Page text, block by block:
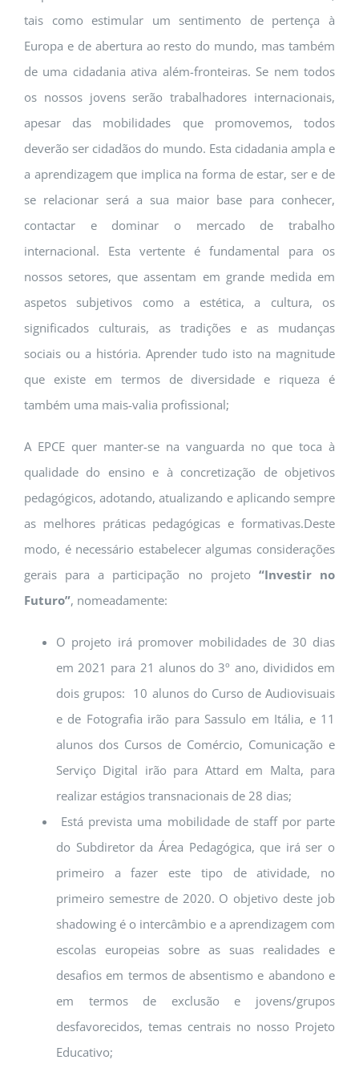
tais como estimular um sentimento de pertença à
Europa e de abertura ao resto do mundo, mas também
de uma cidadania ativa além-fronteiras. Se nem todos
os nossos jovens serão trabalhadores internacionais,
apesar das mobilidades que promovemos, todos
deverão ser cidadãos do mundo. Esta cidadania ampla e
a aprendizagem que implica na forma de estar, ser e de
se relacionar será a sua maior base para conhecer,
contactar e dominar o mercado de trabalho
internacional. Esta vertente é fundamental para os
nossos setores, que assentam em grande medida em
aspetos subjetivos como a estética, a cultura, os
significados culturais, as tradições e as mudanças
sociais ou a história. Aprender tudo isto na magnitude
que existe em termos de diversidade e riqueza é
também uma mais-valia profissional;
A EPCE quer manter-se na vanguarda no que toca à
qualidade do ensino e à concretização de objetivos
pedagógicos, adotando, atualizando e aplicando sempre
as melhores práticas pedagógicas e formativas.Deste
modo, é necessário estabelecer algumas considerações
gerais para a participação no projeto “Investir no
Futuro”, nomeadamente:
O projeto irá promover mobilidades de 30 dias
em 2021 para 21 alunos do 3º ano, divididos em
dois grupos: 10 alunos do Curso de Audiovisuais
e de Fotografia irão para Sassulo em Itália, e 11
alunos dos Cursos de Comércio, Comunicação e
Serviço Digital irão para Attard em Malta, para
realizar estágios transnacionais de 28 dias;
Está prevista uma mobilidade de staff por parte
do Subdiretor da Área Pedagógica, que irá ser o
primeiro a fazer este tipo de atividade, no
primeiro semestre de 2020. O objetivo deste job
shadowing é o intercâmbio e a aprendizagem com
escolas europeias sobre as suas realidades e
desafios em termos de absentismo e abandono e
em termos de exclusão e jovens/grupos
desfavorecidos, temas centrais no nosso Projeto
Educativo;